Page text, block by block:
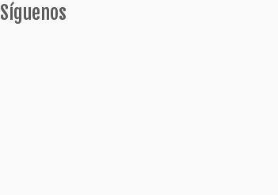
Síguenos